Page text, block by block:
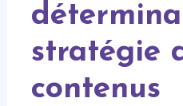
stratégie
contenus